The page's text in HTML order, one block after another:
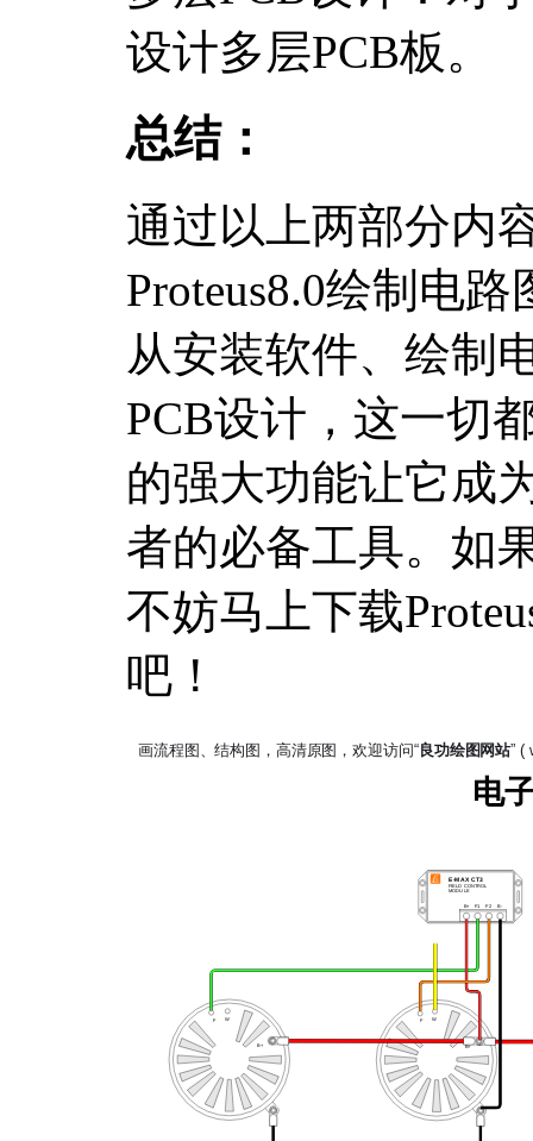
设计多层PCB板。
总结：
通过以上两部分内
Proteus8.0绘制电
从安装软件、绘制
PCB设计，这一切
的强大功能让它成
者的必备工具。如
不妨马上下载
吧！